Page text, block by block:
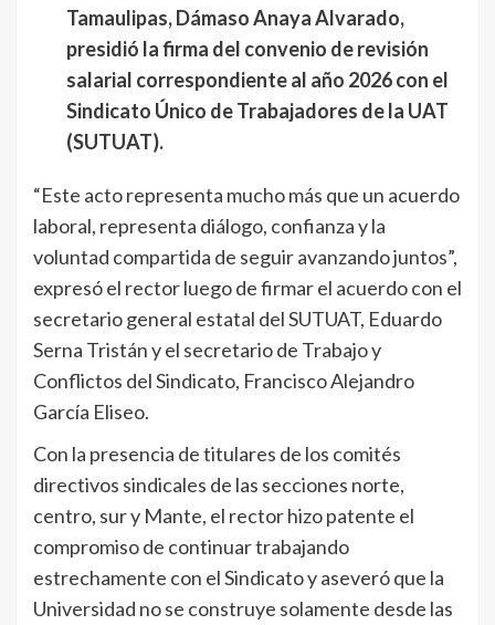
Tamaulipas, Dámaso Anaya Alvarado,
presidió la firma del convenio de revisión
salarial correspondiente al año 2026 con el
Sindicato Único de Trabajadores de la UAT
(SUTUAT).
“Este acto representa mucho más que un acuerdo
laboral, representa diálogo, confianza y la
voluntad compartida de seguir avanzando juntos”,
expresó el rector luego de firmar el acuerdo con el
secretario general estatal del SUTUAT, Eduardo
Serna Tristán y el secretario de Trabajo y
Conflictos del Sindicato, Francisco Alejandro
García Eliseo.
Con la presencia de titulares de los comités
directivos sindicales de las secciones norte,
centro, sur y Mante, el rector hizo patente el
compromiso de continuar trabajando
estrechamente con el Sindicato y aseveró que la
Universidad no se construye solamente desde las